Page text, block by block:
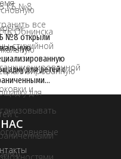
№8 открыли
для детей с